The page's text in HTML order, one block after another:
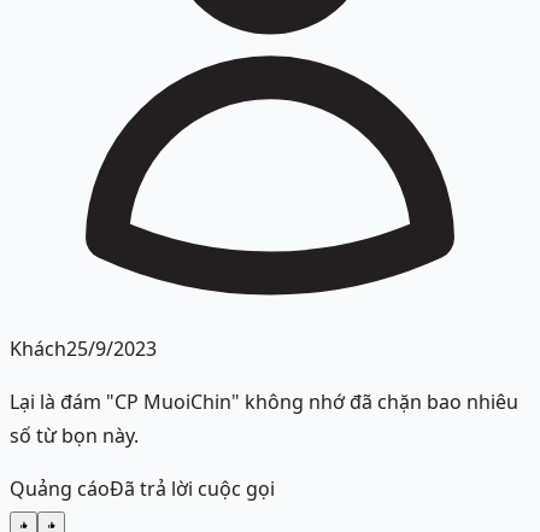
Khách25/9/2023
Lại là đám "CP MuoiChin" không nhớ đã chặn bao nhiêu
số từ bọn này.
Quảng cáoĐã trả lời cuộc gọi